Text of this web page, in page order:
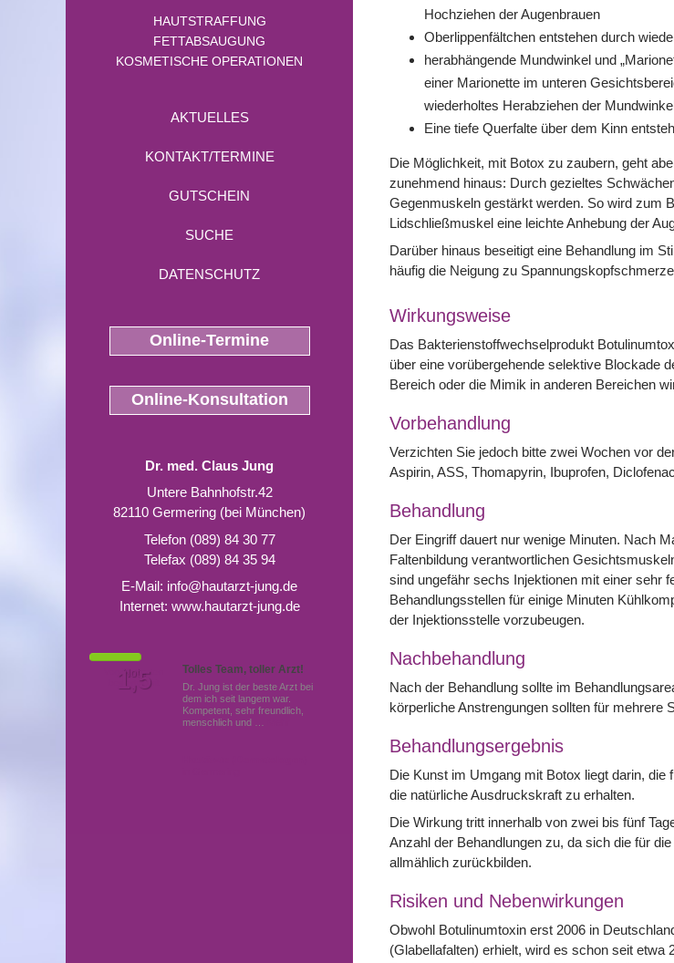
HAUTSTRAFFUNG
FETTABSAUGUNG
KOSMETISCHE OPERATIONEN
AKTUELLES
KONTAKT/TERMINE
GUTSCHEIN
SUCHE
DATENSCHUTZ
Online-Termine
Online-Konsultation
Dr. med. Claus Jung
Untere Bahnhofstr.42
82110 Germering (bei München)
Telefon (089) 84 30 77
Telefax (089) 84 35 94
E-Mail: info@hautarzt-jung.de
Internet: www.hautarzt-jung.de
Tolles Team, toller Arzt!
Dr. Jung ist der beste Arzt bei
dem ich seit langem war.
Kompetent, sehr freundlich,
menschlich und …
Von Patienten
bewertet mit
Note
1,5
Hochziehen der Augenbrauen
Oberlippenfältchen entstehen durch
herabhängende Mundwinkel und
einer Marionette im unteren
wiederholtes Herabziehen der
Eine tiefe Querfalte über dem Kinn
Die Möglichkeit, mit Botox zu zaubern, geht
zunehmend hinaus: Durch gezieltes
Gegenmuskeln gestärkt werden. So wird zum
Lidschließmuskel eine leichte Anhebung der
Darüber hinaus beseitigt eine Behandlung im
häufig die Neigung zu
Wirkungsweise
Das Bakterienstoffwechselprodukt
über eine vorübergehende selektive Blockade
Bereich oder die Mimik in anderen Bereichen
Vorbehandlung
Verzichten Sie jedoch bitte zwei Wochen vor
Aspirin, ASS, Thomapyrin, Ibuprofen,
Behandlung
Der Eingriff dauert nur wenige Minuten. Nach
Faltenbildung verantwortlichen
sind ungefähr sechs Injektionen mit einer sehr
Behandlungsstellen für einige Minuten
der Injektionsstelle vorzubeugen.
Nachbehandlung
Nach der Behandlung sollte im
körperliche Anstrengungen sollten für mehrere
Behandlungsergebnis
Die Kunst im Umgang mit Botox liegt darin,
die natürliche Ausdruckskraft zu erhalten.
Die Wirkung tritt innerhalb von zwei bis fünf
Anzahl der Behandlungen zu, da sich die für
allmählich zurückbilden.
Risiken und Nebenwirkungen
Obwohl Botulinumtoxin erst 2006 in
(Glabellafalten) erhielt, wird es schon seit etwa